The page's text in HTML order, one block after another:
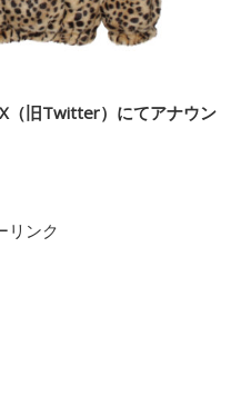
（旧Twitter）にてアナウン
リンク